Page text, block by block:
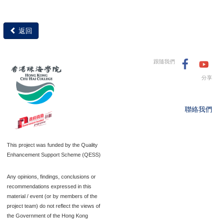
返回
This project was funded by the Quality
Enhancement Support Scheme (QESS)
Any opinions, findings, conclusions or
recommendations expressed in this
material / event (or by members of the
project team) do not reflect the views of
the Government of the Hong Kong
跟隨我們
分享
聯絡我們